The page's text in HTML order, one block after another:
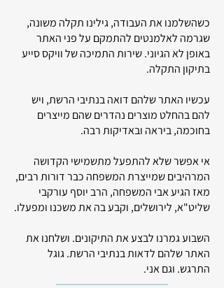
כשהשלמנו את העבודה, גילינו תקלה משונה,
שגרמה לאלמנטים להתמקם על פני האתר
באופן לא הגיוני. שירות התמיכה של וויקס סייע
בתיקון התקלה.
עכשיו האתר שלהם דואה בנתיבי הרשת, ויש
להם בהחלט מוצרים נהדרים שהם מייצרים
בחוכמה, ביראה ובאדיקות רבה.
אי אפשר שלא להתפעל מתשמישי הקדושה
המרהיבים שמייצרת המשפחה כבר דורות רבים,
מאז הגיע אבי המשפחה, הרב יוסף עורקבי
שליט"א, לירושלים, וקבע בה את משכנו ומפעלו.
השבוע גמרנו לבצע את התיקונים. ושלחנו את
האתר שלהם לדאות בנתיבי הרשת. גוגל
התרגש. וגם אני.